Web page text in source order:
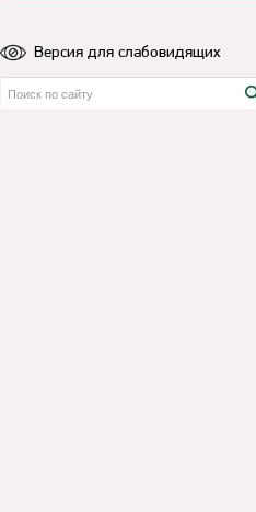
Версия для слабовидящих